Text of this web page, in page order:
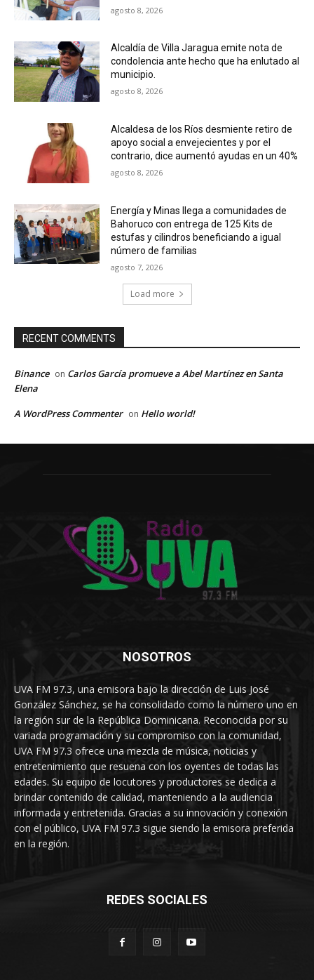
agosto 8, 2026
Alcaldía de Villa Jaragua emite nota de
condolencia ante hecho que ha enlutado al
municipio.
agosto 8, 2026
Alcaldesa de los Ríos desmiente retiro de
apoyo social a envejecientes y por el
contrario, dice aumentó ayudas en un 40%
agosto 8, 2026
Energía y Minas llega a comunidades de
Bahoruco con entrega de 125 Kits de
estufas y cilindros beneficiando a igual
número de familias
agosto 7, 2026
Load more
RECENT COMMENTS
Binance on Carlos García promueve a Abel Martínez en Santa
Elena
A WordPress Commenter on Hello world!
NOSOTROS
UVA FM 97.3, una emisora bajo la dirección de Luis José
González Sánchez, se ha consolidado como la número uno en
la región sur de la República Dominicana. Reconocida por su
variada programación y su compromiso con la comunidad,
UVA FM 97.3 ofrece una mezcla de música, noticias y
entretenimiento que resuena con los oyentes de todas las
edades. Su equipo de locutores y productores se dedica a
brindar contenido de calidad, manteniendo a la audiencia
informada y entretenida. Gracias a su innovación y conexión
con el público, UVA FM 97.3 sigue siendo la emisora preferida
en la región.
REDES SOCIALES